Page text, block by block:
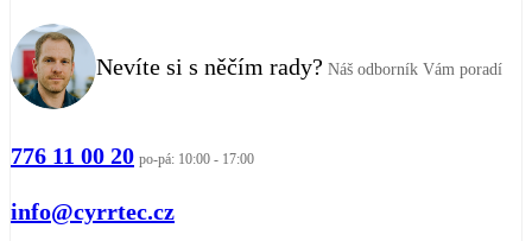
Nevíte si s něčím rady? Náš odborník Vám poradí
776 11 00 20 po-pá: 10:00 - 17:00
info@cyrrtec.cz